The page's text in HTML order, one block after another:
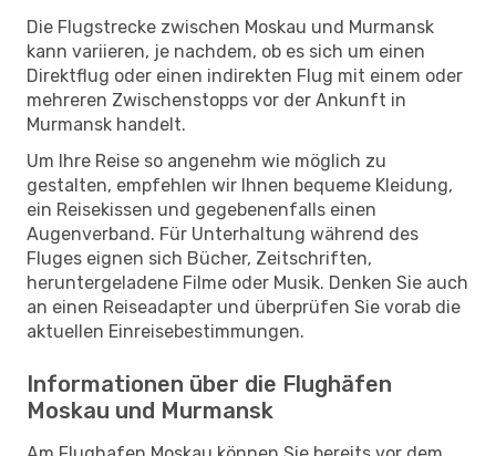
Die Flugstrecke zwischen Moskau und Murmansk
kann variieren, je nachdem, ob es sich um einen
Direktflug oder einen indirekten Flug mit einem oder
mehreren Zwischenstopps vor der Ankunft in
Murmansk handelt.
Um Ihre Reise so angenehm wie möglich zu
gestalten, empfehlen wir Ihnen bequeme Kleidung,
ein Reisekissen und gegebenenfalls einen
Augenverband. Für Unterhaltung während des
Fluges eignen sich Bücher, Zeitschriften,
heruntergeladene Filme oder Musik. Denken Sie auch
an einen Reiseadapter und überprüfen Sie vorab die
aktuellen Einreisebestimmungen.
Informationen über die Flughäfen
Moskau und Murmansk